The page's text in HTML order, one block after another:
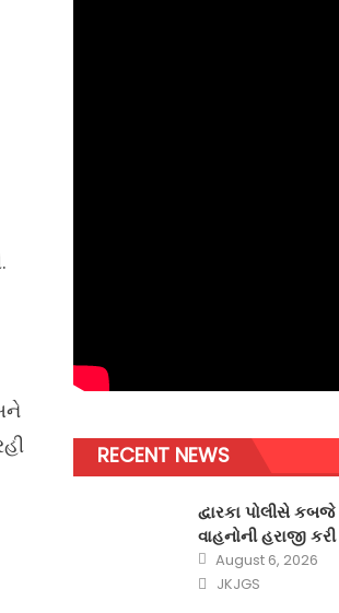
RECENT NEWS
દ્વારકા પોલીસે
વાહનોની હરાજી કરી
Posted
on
August 6, 2026
Author
JKJGS